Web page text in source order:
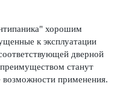
хор­ошим
к эксплуатации
дверной
станут
возможности применения.